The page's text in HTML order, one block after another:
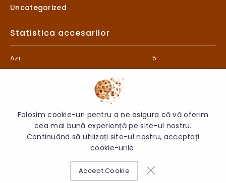
Uncategorized
Statistica accesarilor
Azi:
5
© 2026 Liceul „Litterarum” - Toate drepturile rezervate.
Folosim cookie-uri pentru a ne asigura că vă oferim
cea mai bună experiență pe site-ul nostru.
Continuând să utilizați site-ul nostru, acceptați
cookie-urile.
Accept Cookie